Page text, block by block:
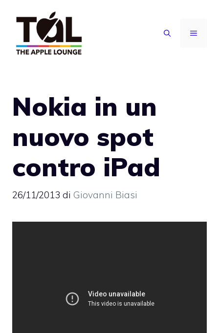
contenuto
MENU
Nokia in un
nuovo spot
contro iPad
26/11/2013 di Giovanni Biasi